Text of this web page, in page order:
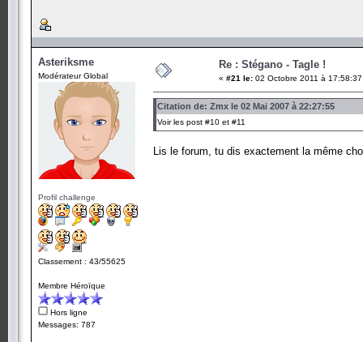
Asteriksme
Modérateur Global
Profil challenge
Classement : 43/55625
Membre Héroïque
Hors ligne
Messages: 787
Re : Stégano - Tagle !
« #21 le: 02 Octobre 2011 à
Citation de: Zmx le 02 Mai 2007 à 22:27:55
Voir les post #10 et #11
Lis le forum, tu dis exactement la même